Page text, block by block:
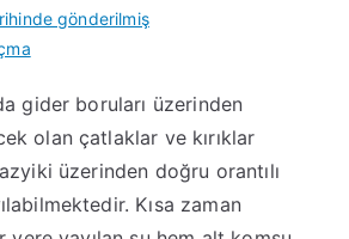
gönderilmiş
gider boruları üzerinden
olan çatlaklar ve kırıklar
üzerinden doğru orantılı
Kısa zaman